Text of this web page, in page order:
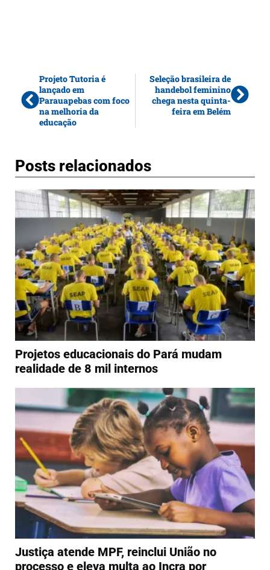
Projeto Tutoria é
lançado em
Parauapebas com foco
na melhoria da
educação
Seleção brasileira de
handebol feminino
chega nesta quinta-
feira em Belém
Posts relacionados
Projetos educacionais do Pará mudam
realidade de 8 mil internos
Justiça atende MPF, reinclui União no
processo e eleva multa ao Incra por